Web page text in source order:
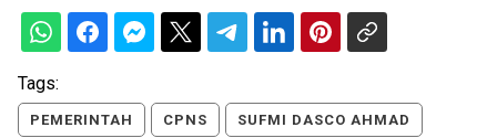
Tags:
PEMERINTAH CPNS SUFMI DASCO AHMAD